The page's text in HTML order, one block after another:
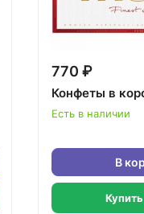
770 ₽
Конфеты в
Есть в наличии
В